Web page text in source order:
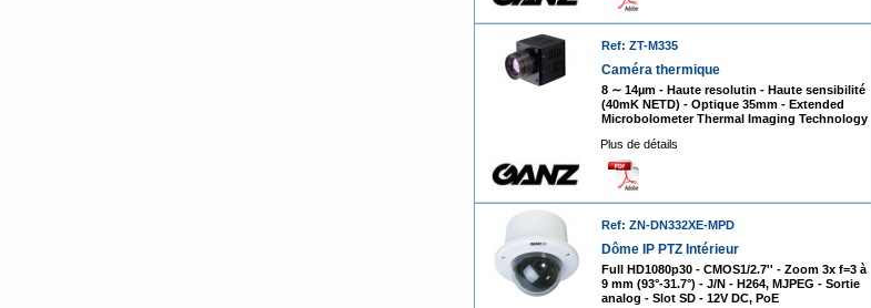
Ref: ZT-M335
Caméra thermique
8 ∼ 14µm - Haute resolutin - Haute sensibilité
(40mK NETD) - Optique 35mm - Extended
Microbolometer Thermal Imaging Technology
Plus de détails
Ref: ZN-DN332XE-MPD
Dôme IP PTZ Intérieur
Full HD1080p30 - CMOS1/2.7'' - Zoom 3x f=3 à
9 mm (93°-31.7°) - J/N - H264, MJPEG - Sortie
analog - Slot SD - 12V DC, PoE